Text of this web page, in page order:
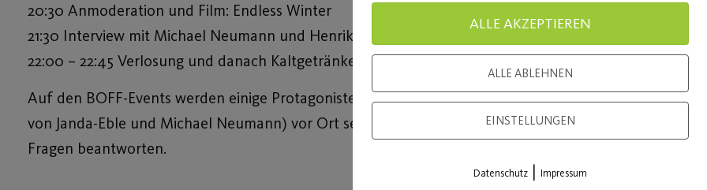
20:30 Anmoderation und Film: Endless Winter
21:30 Interview mit Michael Neumann und Henrik von Janda-Eble
22:00 – 22:45 Verlosung und danach Kaltgetränke an der Bar
Auf den BOFF-Events werden einige Protagonisten und Filmemacher (Benedikt Böhm, Henrik
von Janda-Eble und Michael Neumann) vor Ort sein und in den Pausen und nach den Filmen mit dem
Fragen beantworten.
ALLE AKZEPTIEREN
ALLE ABLEHNEN
EINSTELLUNGEN
Datenschutz | Impressum